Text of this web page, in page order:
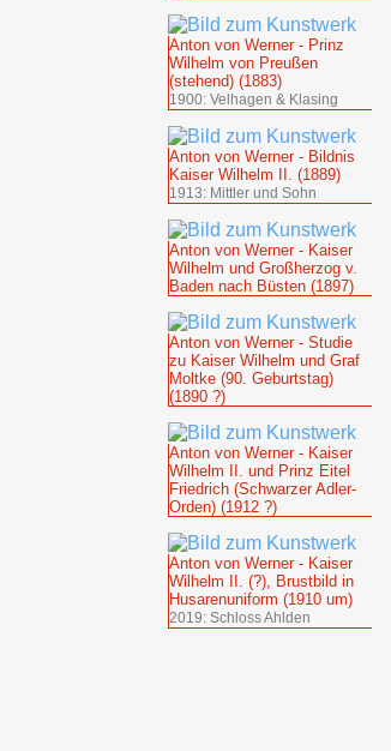
Anton von Werner - Prinz
Wilhelm von Preußen
(stehend) (1883)
1900: Velhagen & Klasing
Anton von Werner - Bildnis
Kaiser Wilhelm II. (1889)
1913: Mittler und Sohn
Anton von Werner - Kaiser
Wilhelm und Großherzog v.
Baden nach Büsten (1897)
Anton von Werner - Studie
zu Kaiser Wilhelm und Graf
Moltke (90. Geburtstag)
(1890 ?)
Anton von Werner - Kaiser
Wilhelm II. und Prinz Eitel
Friedrich (Schwarzer Adler-
Orden) (1912 ?)
Anton von Werner - Kaiser
Wilhelm II. (?), Brustbild in
Husarenuniform (1910 um)
2019: Schloss Ahlden